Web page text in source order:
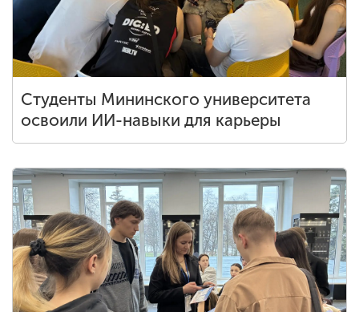
ENG SPN CHI
комиссия
Студенты Мининского университета
освоили ИИ-навыки для карьеры